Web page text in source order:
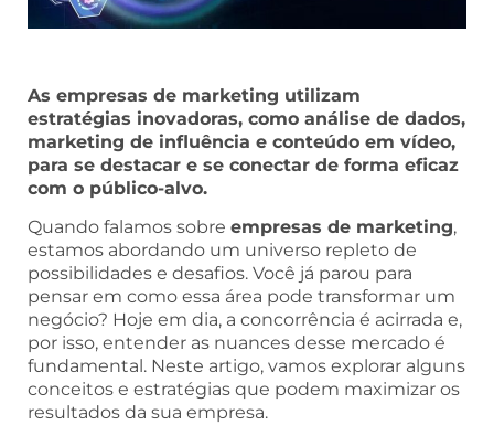
As empresas de marketing utilizam
estratégias inovadoras, como análise de dados,
marketing de influência e conteúdo em vídeo,
para se destacar e se conectar de forma eficaz
com o público-alvo.
Quando falamos sobre empresas de marketing,
estamos abordando um universo repleto de
possibilidades e desafios. Você já parou para
pensar em como essa área pode transformar um
negócio? Hoje em dia, a concorrência é acirrada e,
por isso, entender as nuances desse mercado é
fundamental. Neste artigo, vamos explorar alguns
conceitos e estratégias que podem maximizar os
resultados da sua empresa.